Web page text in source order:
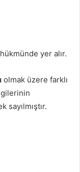
hükmünde yer alır.
olmak üzere farklı